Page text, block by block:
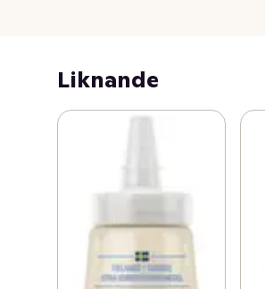
Liknande